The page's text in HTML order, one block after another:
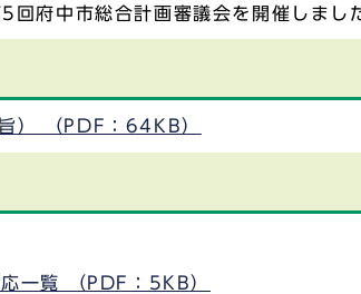
府中市総合計画審議会を開催しまし
） （PDF：64KB）
一覧 （PDF：5KB）